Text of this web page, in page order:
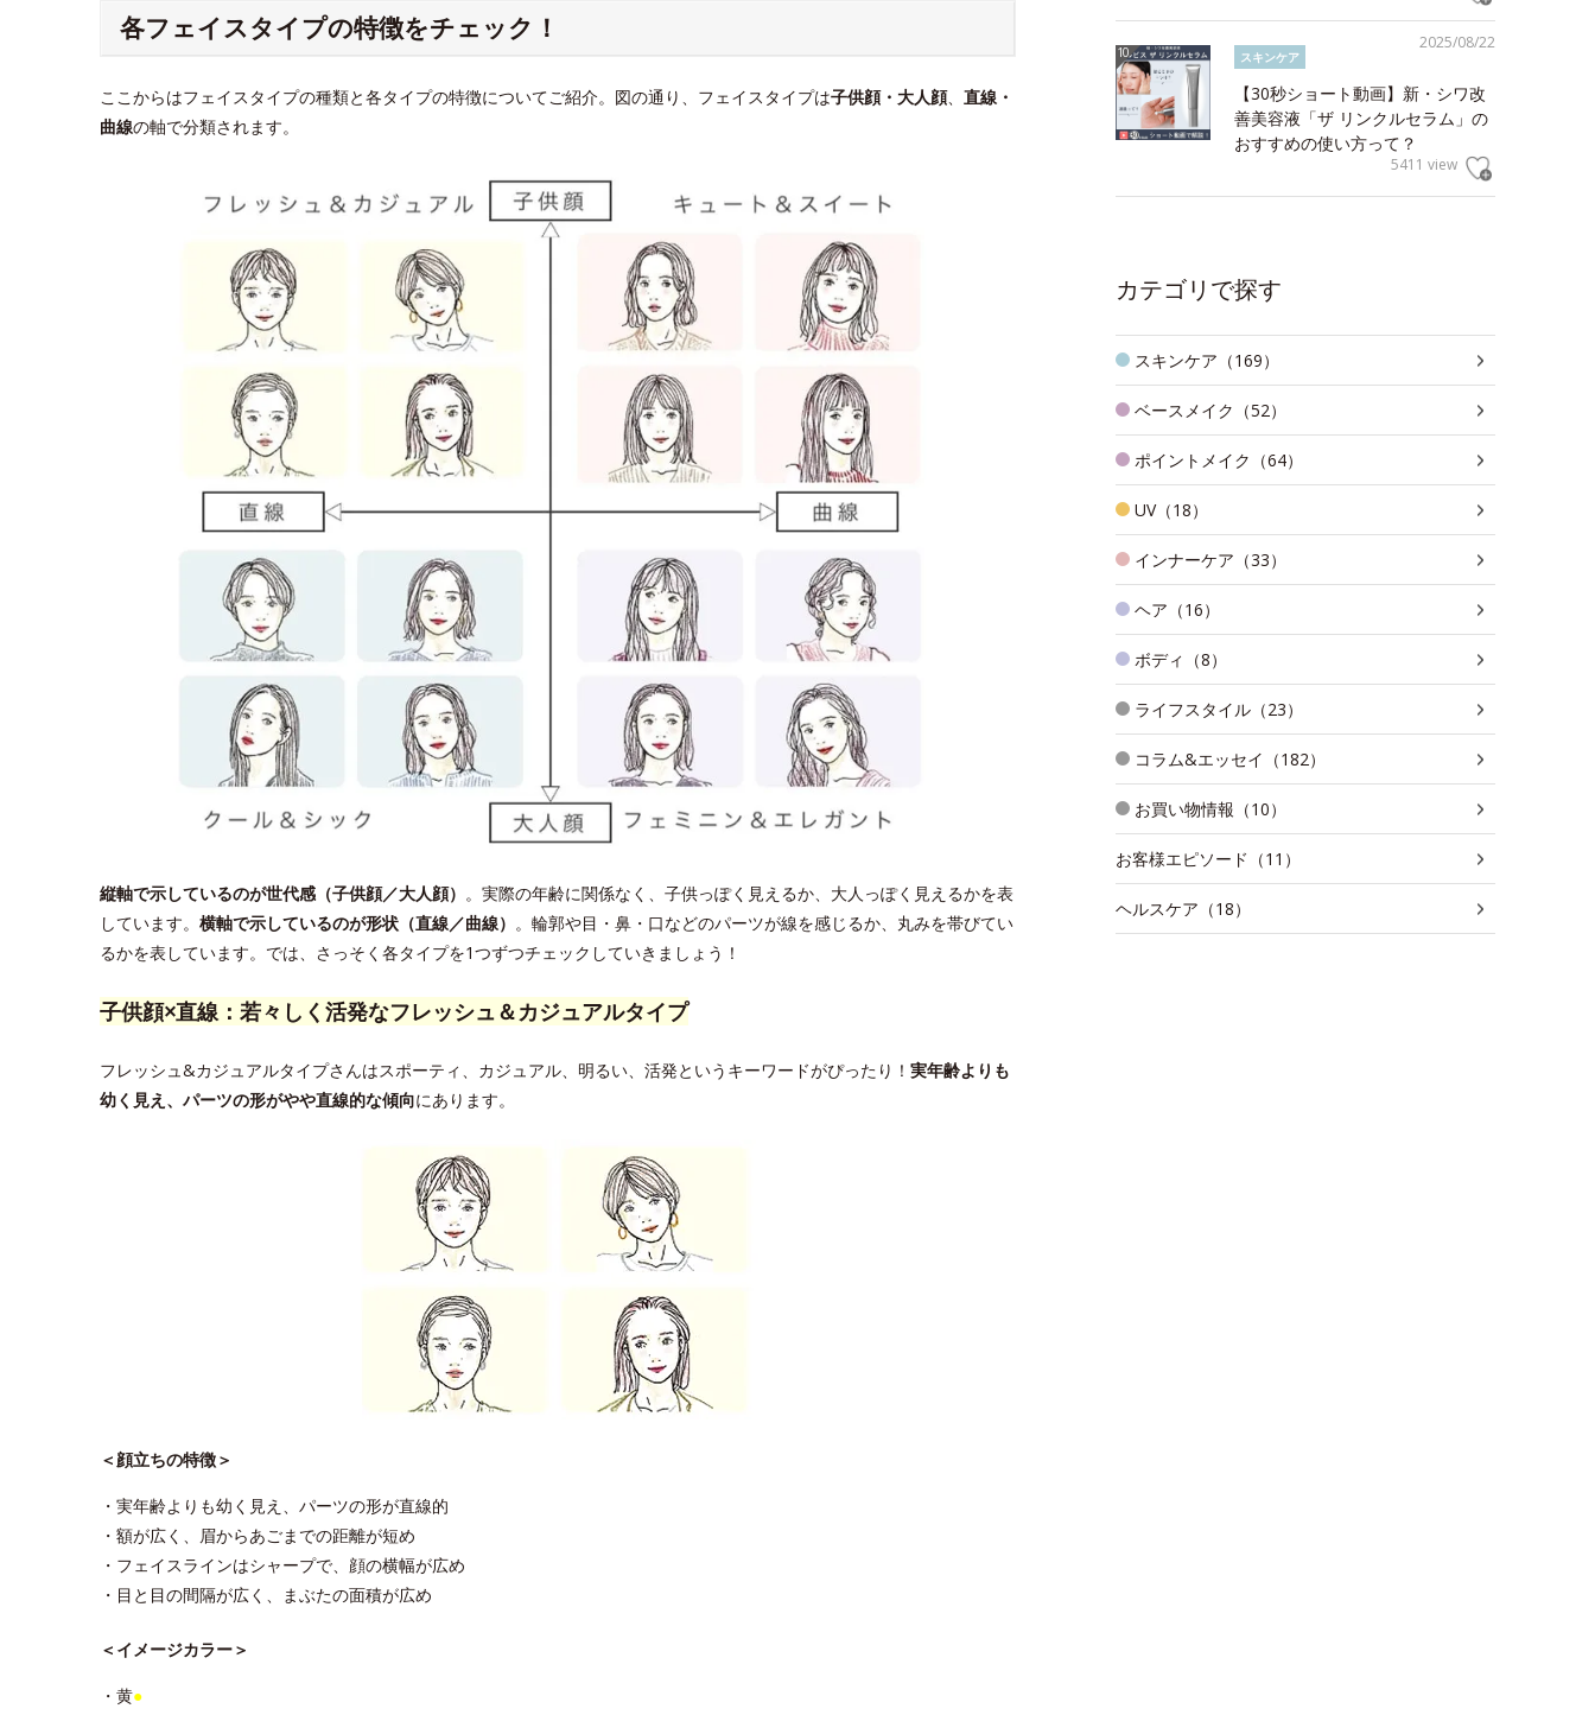
各フェイスタイプの特徴をチェック！
ここからはフェイスタイプの種類と各タイプの特徴についてご紹介。図の通り、フェイスタイプは子供顔・大人顔、 直線・
曲線の軸で分類されます。
縦軸で示しているのが世代感（子供顔／大人顔） 。実際の年齢に関係なく、子供っぽく見えるか、大人っぽく見えるかを表
しています。 横軸で示しているのが形状（直線／曲線） 。輪郭や目・鼻・口などのパーツが線を感じるか、丸みを帯びてい
るかを表しています。では、さっそく各タイプを1つずつチェックしていきましょう！
子供顔×直線：若々しく活発なフレッシュ＆カジュアルタイプ
フレッシュ&カジュアルタイプさんはスポーティ、カジュアル、明るい、活発というキーワードがぴったり！ 実年齢よりも
幼く見え、パーツの形がやや直線的な傾向にあります。
＜顔立ちの特徴＞
・実年齢よりも幼く見え、パーツの形が直線的
・額が広く、眉からあごまでの距離が短め
・フェイスラインはシャープで、顔の横幅が広め
・目と目の間隔が広く、まぶたの面積が広め
＜イメージカラー＞
・黄●
2025/08/22
スキンケア
【30秒ショート動画】新・シワ改
善美容液「ザ リンクルセラム」の
おすすめの使い方って？
5411 view
カテゴリで探す
スキンケア（169）
ベースメイク（52）
ポイントメイク（64）
UV（18）
インナーケア（33）
ヘア（16）
ボディ（8）
ライフスタイル（23）
コラム&エッセイ（182）
お買い物情報（10）
お客様エピソード（11）
ヘルスケア（18）